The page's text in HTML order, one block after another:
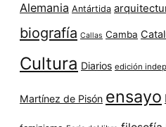
Alemania Antártida
biografía Callas Camba
Cultura Diarios edición
Martínez de Pisón ensayo